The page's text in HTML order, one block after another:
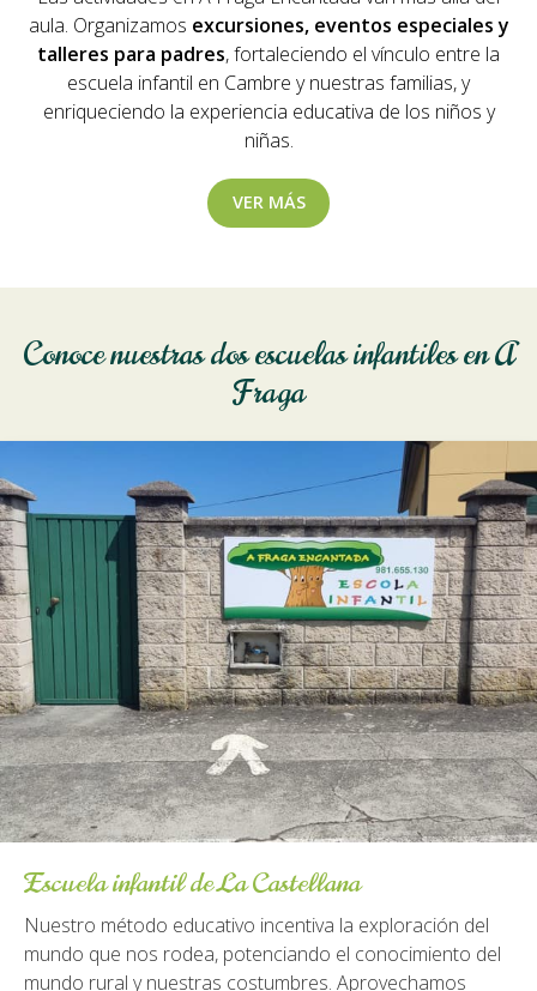
aula. Organizamos excursiones, eventos especiales y
talleres para padres, fortaleciendo el vínculo entre la
escuela infantil en Cambre y nuestras familias, y
enriqueciendo la experiencia educativa de los niños y
niñas.
VER MÁS
Conoce nuestras dos escuelas infantiles en A
Fraga
Escuela infantil de La Castellana
Nuestro método educativo incentiva la exploración del
mundo que nos rodea, potenciando el conocimiento del
mundo rural y nuestras costumbres. Aprovechamos